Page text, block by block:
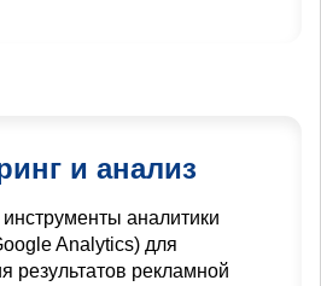
и анализ
аналитики
Analytics) для
результатов рекламной